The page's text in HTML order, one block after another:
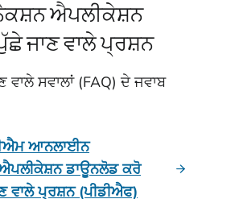
ਐਪਲੀਕੇਸ਼ਨ
ਜਾਣ ਵਾਲੇ ਪ੍ਰਸ਼ਨ
ਸਵਾਲਾਂ (FAQ) ਦੇ ਜਵਾਬ
ਆਨਲਾਈਨ
ਡਾਊਨਲੋਡ ਕਰੋ
ਵਾਲੇ ਪ੍ਰਸ਼ਨ (ਪੀਡੀਐਫ)